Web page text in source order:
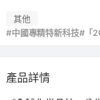
其他
#中國專精特新科技#「
產品詳情